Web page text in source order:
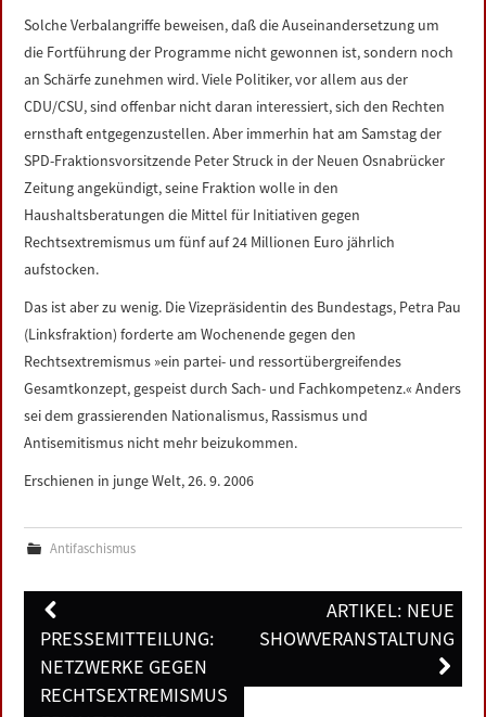
Solche Verbalangriffe beweisen, daß die Auseinandersetzung um
die Fortführung der Programme nicht gewonnen ist, sondern noch
an Schärfe zunehmen wird. Viele Politiker, vor allem aus der
CDU/CSU, sind offenbar nicht daran interessiert, sich den Rechten
ernsthaft entgegenzustellen. Aber immerhin hat am Samstag der
SPD-Fraktionsvorsitzende Peter Struck in der Neuen Osnabrücker
Zeitung angekündigt, seine Fraktion wolle in den
Haushaltsberatungen die Mittel für Initiativen gegen
Rechtsextremismus um fünf auf 24 Millionen Euro jährlich
aufstocken.
Das ist aber zu wenig. Die Vizepräsidentin des Bundestags, Petra Pau
(Linksfraktion) forderte am Wochenende gegen den
Rechtsextremismus »ein partei- und ressortübergreifendes
Gesamtkonzept, gespeist durch Sach- und Fachkompetenz.« Anders
sei dem grassierenden Nationalismus, Rassismus und
Antisemitismus nicht mehr beizukommen.
Erschienen in junge Welt, 26. 9. 2006
Antifaschismus
Post
navigation
PRESSEMITTEILUNG:
NETZWERKE GEGEN
RECHTSEXTREMISMUS
ARTIKEL: NEUE
SHOWVERANSTALTUNG